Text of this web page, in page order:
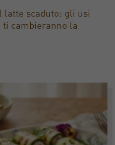
latte scaduto: gli usi
cambieranno la